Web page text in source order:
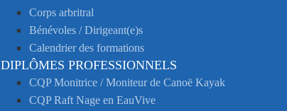
Corps arbritral
Bénévoles / Dirigeant(e)s
Calendrier des formations
DIPLÔMES PROFESSIONNELS
CQP Monitrice / Moniteur de Canoë Kayak
CQP Raft Nage en EauVive